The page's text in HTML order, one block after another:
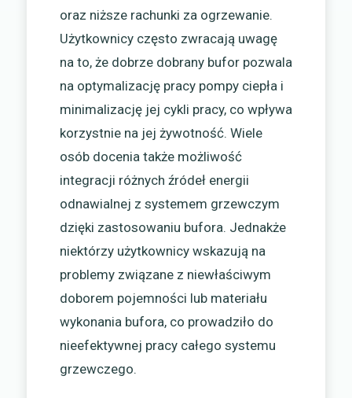
oraz niższe rachunki za ogrzewanie.
Użytkownicy często zwracają uwagę
na to, że dobrze dobrany bufor pozwala
na optymalizację pracy pompy ciepła i
minimalizację jej cykli pracy, co wpływa
korzystnie na jej żywotność. Wiele
osób docenia także możliwość
integracji różnych źródeł energii
odnawialnej z systemem grzewczym
dzięki zastosowaniu bufora. Jednakże
niektórzy użytkownicy wskazują na
problemy związane z niewłaściwym
doborem pojemności lub materiału
wykonania bufora, co prowadziło do
nieefektywnej pracy całego systemu
grzewczego.